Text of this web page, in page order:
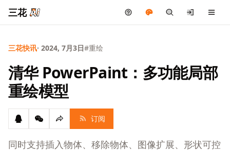
三花
三花快讯· 2024, 7月3日#重绘
清华 PowerPaint：多功能局部
重绘模型
订阅
同时支持插入物体、移除物体、图像扩展、形状可控